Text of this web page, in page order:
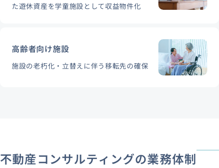
た遊休資産を学童施設として収益物件化
高齢者向け施設
施設の老朽化・立替えに伴う移転先の確保
不動産コンサルティングの業務体制